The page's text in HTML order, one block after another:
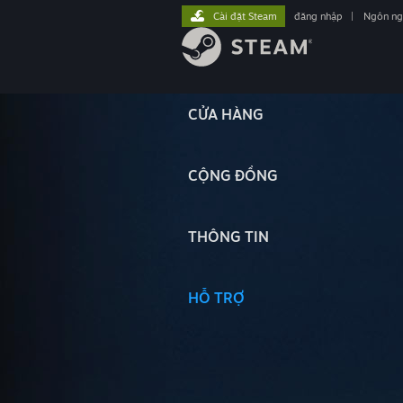
CỬA HÀNG
CỘNG ĐỒNG
THÔNG TIN
HỖ TRỢ
Cài đặt Steam đăng nhập Ngôn